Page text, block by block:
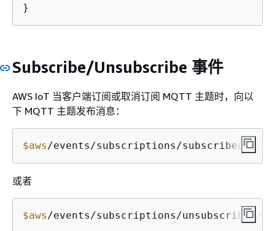
}
Subscribe/Unsubscribe 事件
AWS IoT 当客户端订阅或取消订阅 MQTT 主题时，向以
下 MQTT 主题发布消息：
$aws /events/subscriptions/subscribed/
或者
$aws /events/subscriptions/unsubscribed/